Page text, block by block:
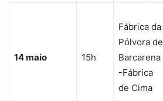
14 maio 15h
Fábrica da
Pólvora de
Barcarena
-Fábrica
de Cima